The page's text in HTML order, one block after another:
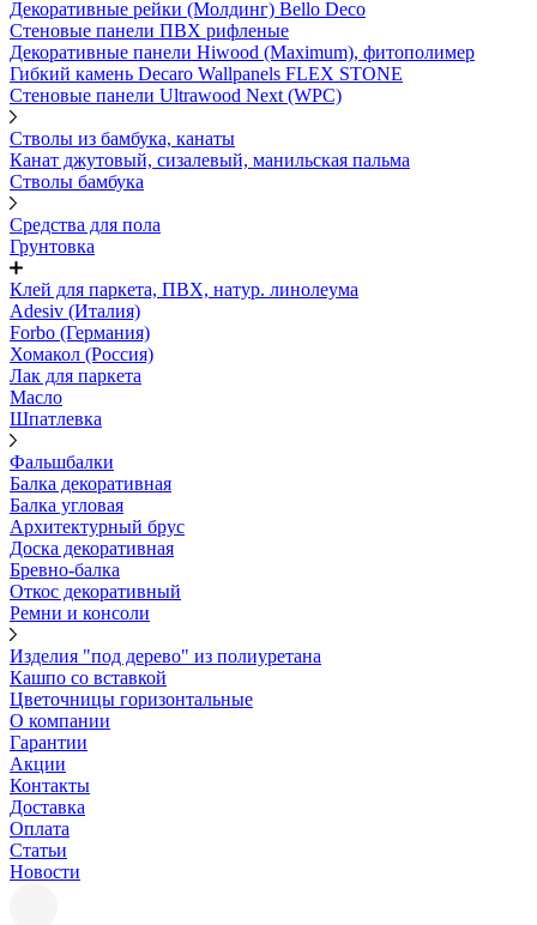
Декоративные рейки (Молдинг) Bello Deco
Стеновые панели ПВХ рифленые
Декоративные панели Hiwood (Maximum), фитополимер
Гибкий камень Decaro Wallpanels FLEX STONE
Стеновые панели Ultrawood Next (WPC)
Стволы из бамбука, канаты
Канат джутовый, сизалевый, манильская пальма
Стволы бамбука
Средства для пола
Грунтовка
Клей для паркета, ПВХ, натур. линолеума
Adesiv (Италия)
Forbo (Германия)
Хомакол (Россия)
Лак для паркета
Масло
Шпатлевка
Фальшбалки
Балка декоративная
Балка угловая
Архитектурный брус
Доска декоративная
Бревно-балка
Откос декоративный
Ремни и консоли
Изделия "под дерево" из полиуретана
Кашпо со вставкой
Цветочницы горизонтальные
О компании
Гарантии
Акции
Контакты
Доставка
Оплата
Статьи
Новости